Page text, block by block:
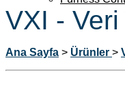
VXI -
Ana Sayfa > Ürünler >